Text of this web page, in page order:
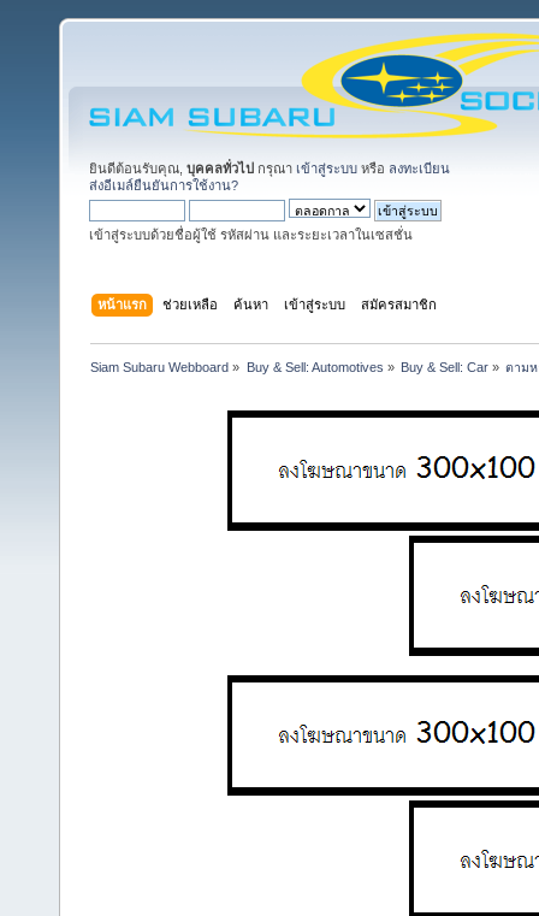
ยินดีต้อนรับคุณ, บุคคลทั่วไป กรุณา เข้าสู่ระบบ หรือ ลงทะเบียน
ส่งอีเมล์ยืนยันการใช้งาน?
เข้าสู่ระบบด้วยชื่อผู้ใช้ รหัสผ่าน และระยะเวลาในเซสชั่น
หน้าแรก ช่วยเหลือ ค้นหา เข้าสู่ระบบ สมัครสมาชิก
Siam Subaru Webboard » Buy & Sell: Automotives » Buy & Sell: Car» ตามห